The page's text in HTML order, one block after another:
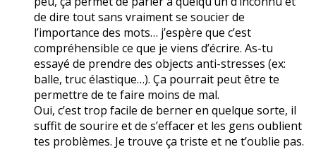
de dire tout sans vraiment se soucier de
l’importance des mots… j’espère que c’est
compréhensible ce que je viens d’écrire. As-tu
essayé de prendre des objects anti-stresses (ex:
balle, truc élastique…). Ça pourrait peut être te
permettre de te faire moins de mal.
Oui, c’est trop facile de berner en quelque sorte, il
suffit de sourire et de s’effacer et les gens oublient
tes problèmes. Je trouve ça triste et ne t’oublie pas.